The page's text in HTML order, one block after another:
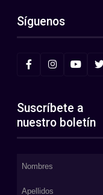
Síguenos
Suscríbete a
nuestro boletín